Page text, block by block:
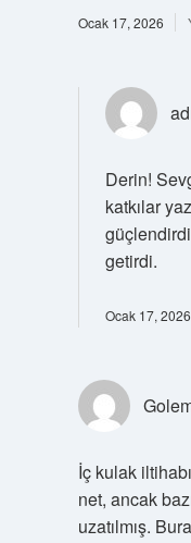
Ocak 17, 2026
Derin!
katkılar
getirdi.
Ocak 17, 2026
İç kulak
net, ancak
uzatılmış.